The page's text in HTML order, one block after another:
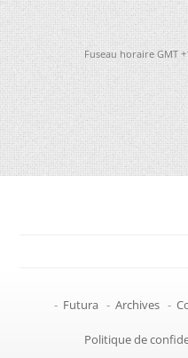
Fuseau horaire GMT
- Futura - Archives -
Politique de